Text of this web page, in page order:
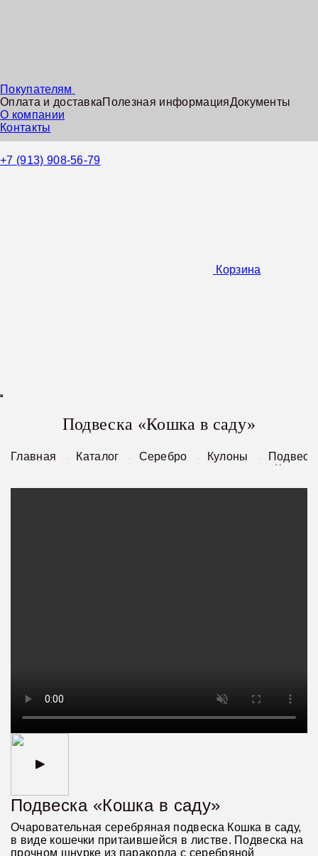
Покупателям
Оплата и доставкаПолезная информацияДокументы
О компании
Контакты
+7 (913) 908-56-79
Корзина
Главная Каталог Серебро Кулоны
«Кошка
Подвеска «Кошка в саду»
Подвеска «Кошка в саду»
Очаровательная серебряная подвеска Кошка в саду,
в виде кошечки притаившейся в листве. Подвеска на
прочном шнурке из паракорда с серебряной